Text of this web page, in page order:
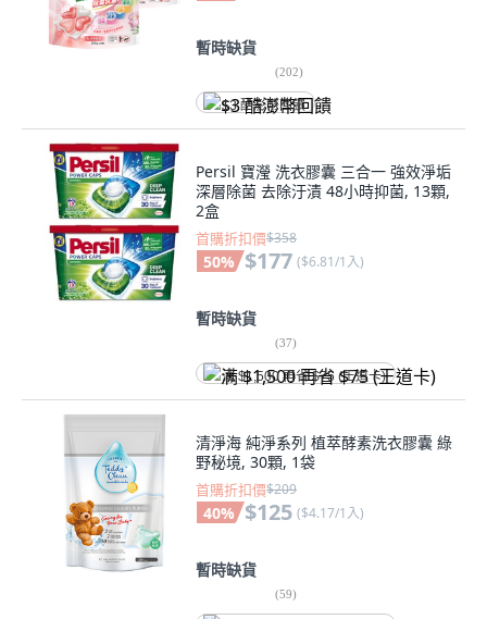
暫時缺貨
(202)
$3 酷澎幣回饋
Persil 寶瀅 洗衣膠囊 三合一 強效淨垢
深層除菌 去除汙漬 48小時抑菌, 13顆,
2盒
首購折扣價$358
50% $177 ($6.81/1入)
暫時缺貨
(37)
满 $1,500 再省 $75 (王道卡)
清淨海 純淨系列 植萃酵素洗衣膠囊 綠
野秘境, 30顆, 1袋
首購折扣價$209
40% $125 ($4.17/1入)
暫時缺貨
(59)